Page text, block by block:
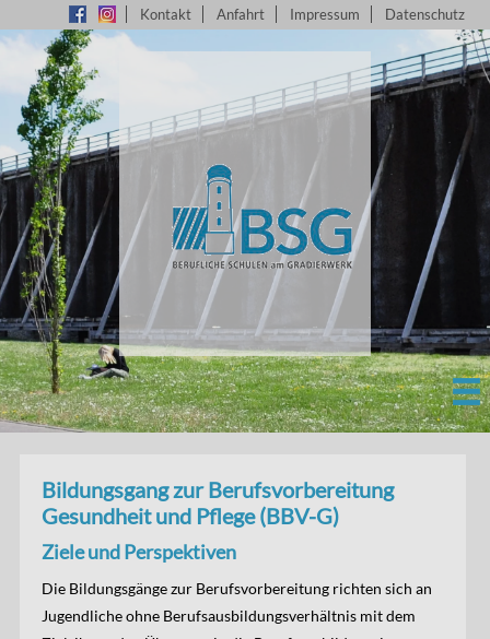
Kontakt Anfahrt Impressum Datenschutz
Bildungsgang zur Berufsvorbereitung
Gesundheit und Pflege (BBV-G)
Ziele und Perspektiven
Die Bildungsgänge zur Berufsvorbereitung richten sich an
Jugendliche ohne Berufsausbildungsverhältnis mit dem